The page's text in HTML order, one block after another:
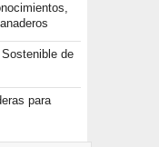
de
para